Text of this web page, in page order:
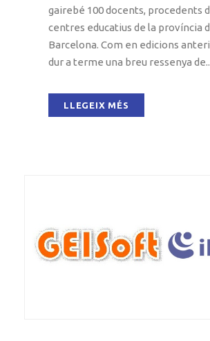
gairebé 100 docents, procedents
centres educatius de la província
Barcelona. Com en edicions
dur a terme una breu ressenya
LLEGEIX MÉS